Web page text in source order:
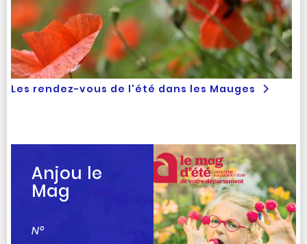
Les rendez-vous de l'été dans les Mauges
Anjou le
Mag
N°